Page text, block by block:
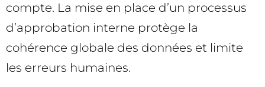
compte. La mise en place d’un processus
d’approbation interne protège la
cohérence globale des données et limite
les erreurs humaines.